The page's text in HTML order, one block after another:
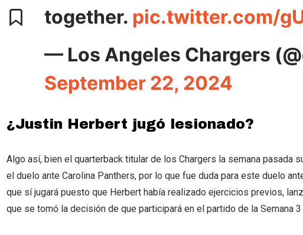
together. pic.twitter.com/
— Los Angeles Chargers
September 22, 2024
¿Justin Herbert jugó lesionado?
Algo así, bien el quarterback titular de los Chargers la semana pasada
el duelo ante Carolina Panthers, por lo que fue duda para este duelo
que sí jugará puesto que Herbert había realizado ejercicios previos,
que se tomó la decisión de que participará en el partido de la Semana 3